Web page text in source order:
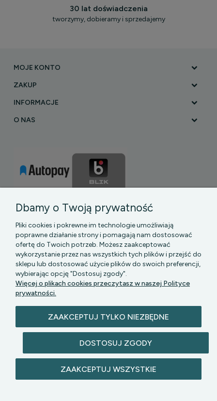
30 lat doświadczenia
tworzymy, dobieramy i sprzedajemy
MOJE KONTO
ZAKUP
INFORMACJE
O NAS
PGK MAZOWSZE SP Z O.O.|| Bartycka 24-210B,
00-716 WARSZAWA, woj. mazowieckie || NIP:
zastrzeżone.
Dbamy o Twoją prywatność
Pliki cookies i pokrewne im technologie umożliwiają
poprawne działanie strony i pomagają nam dostosować
ofertę do Twoich potrzeb. Możesz zaakceptować
wykorzystanie przez nas wszystkich tych plików i przejść do
sklepu lub dostosować użycie plików do swoich preferencji,
wybierając opcję "Dostosuj zgody".
Więcej o plikach cookies przeczytasz w naszej Polityce
prywatności.
ZAAKCEPTUJ TYLKO NIEZBĘDNE
DOSTOSUJ ZGODY
ZAAKCEPTUJ WSZYSTKIE